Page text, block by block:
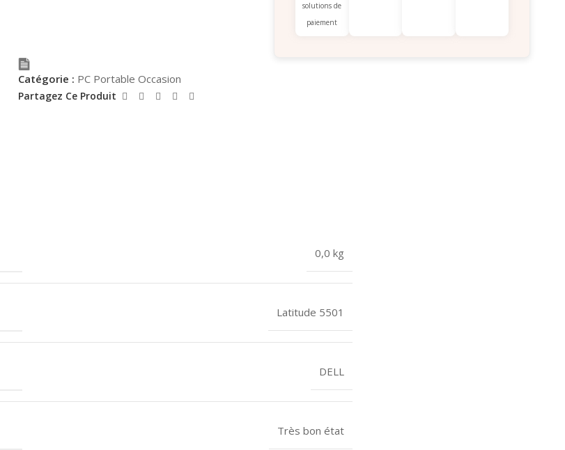
solutions de
paiement
Catégorie : PC Portable Occasion
Partagez Ce Produit
0,0 kg
Latitude 5501
DELL
Très bon état